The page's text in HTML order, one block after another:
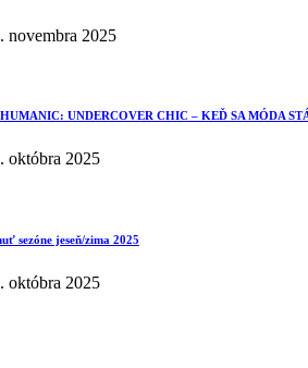
novembra 2025
UNDERCOVER CHIC – KEĎ SA MÓDA
októbra 2025
sezóne jeseň/zima 2025
októbra 2025